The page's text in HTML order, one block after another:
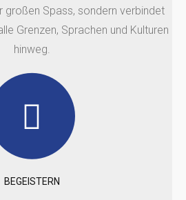
großen Spass, sondern verbindet
Grenzen, Sprachen und Kulturen
hinweg.
BEGEISTERN